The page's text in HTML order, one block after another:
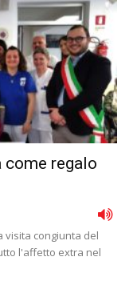
come regalo
visita congiunta del
l'affetto extra nel